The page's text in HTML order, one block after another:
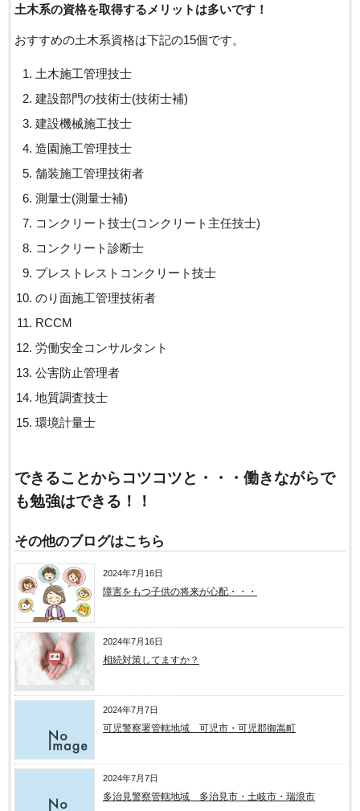
土木系の資格を取得するメリットは多いです！
おすすめの土木系資格は下記の15個です。
土木施工管理技士
建設部門の技術士(技術士補)
建設機械施工技士
造園施工管理技士
舗装施工管理技術者
測量士(測量士補)
コンクリート技士(コンクリート主任技士)
コンクリート診断士
プレストレストコンクリート技士
のり面施工管理技術者
RCCM
労働安全コンサルタント
公害防止管理者
地質調査技士
環境計量士
できることからコツコツと・・・働きながらで
も勉強はできる！！
その他のブログはこちら
2024年7月16日
障害をもつ子供の将来が心配・・・
2024年7月16日
相続対策してますか？
2024年7月7日
可児警察署管轄地域 可児市・可児郡御嵩町
2024年7月7日
多治見警察管轄地域 多治見市・土岐市・瑞浪市